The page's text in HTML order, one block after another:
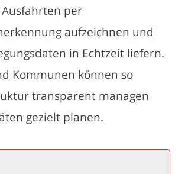
per
aufzeichnen und
in Echtzeit liefern.
Kommunen können so
transparent managen
gezielt planen.